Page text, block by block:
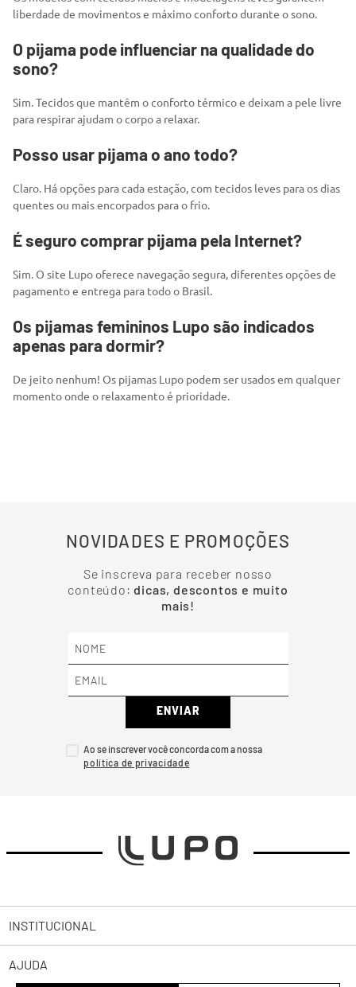
liberdade de movimentos e máximo conforto durante o sono.
O pijama pode influenciar na qualidade do
sono?
Sim. Tecidos que mantêm o conforto térmico e deixam a pele livre
para respirar ajudam o corpo a relaxar.
Posso usar pijama o ano todo?
Claro. Há opções para cada estação, com tecidos leves para os dias
quentes ou mais encorpados para o frio.
É seguro comprar pijama pela Internet?
Sim. O site Lupo oferece navegação segura, diferentes opções de
pagamento e entrega para todo o Brasil.
Os pijamas femininos Lupo são indicados
apenas para dormir?
De jeito nenhum! Os pijamas Lupo podem ser usados em qualquer
momento onde o relaxamento é prioridade.
NOVIDADES E PROMOÇÕES
Se inscreva para receber nosso
conteúdo: dicas, descontos e muito
mais!
ENVIAR
Ao se inscrever você concorda com a nossa
INSTITUCIONAL
Sobre a Lupo
AJUDA